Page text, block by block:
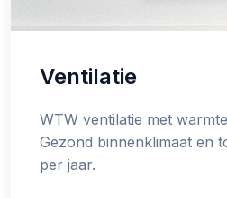
Ventilatie
WTW ventilatie met
Gezond binnenklimaat en
per jaar.